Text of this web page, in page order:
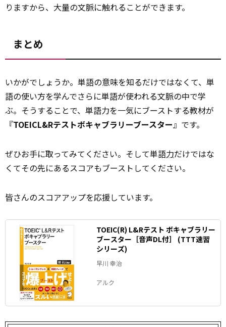
りますから、大量の文脈に触れることができます。
まとめ
いかがでしょうか。単語の意味を知るだけではなくて、単
語の使い方を学んでさらに単語が使われる文脈の中で学
ぶ。そうすることで、単語力を一気にブーストする教材が
『TOEICL&Rテストボキャブラリーブースター』です。
ぜひお手に取ってみてください。そして単語力だけではな
くてその先にあるスコアもブーストしてください。
皆さんのスコアアップを応援しています。
TOEIC(R) L&Rテスト ボキャブラリー
ブースター［音声DL付］ (TTT速習
シリーズ)
早川 幸治
アルク